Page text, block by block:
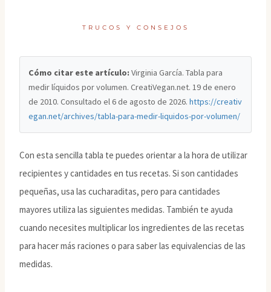
TRUCOS Y CONSEJOS
Cómo citar este artículo: Virginia García. Tabla para
medir líquidos por volumen. CreatiVegan.net. 19 de enero
de 2010. Consultado el6 de agosto de 2026.https://creativ
egan.net/archives/tabla-para-medir-liquidos-por-volumen/
Con esta sencilla tabla te puedes orientar a la hora de utilizar
recipientes y cantidades en tus recetas. Si son cantidades
pequeñas, usa las cucharaditas, pero para cantidades
mayores utiliza las siguientes medidas. También te ayuda
cuando necesites multiplicar los ingredientes de las recetas
para hacer más raciones o para saber las equivalencias de las
medidas.